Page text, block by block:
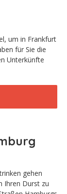
um in Frankfurt
für Sie die
Unterkünfte
gehen
Ihren Durst zu